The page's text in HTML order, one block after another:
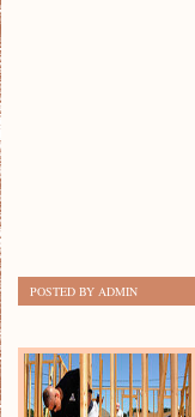
POSTED BY ADMIN